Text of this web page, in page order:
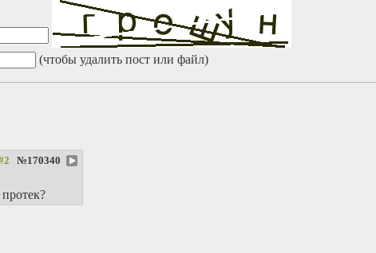
(чтобы удалить пост или файл)
№170340